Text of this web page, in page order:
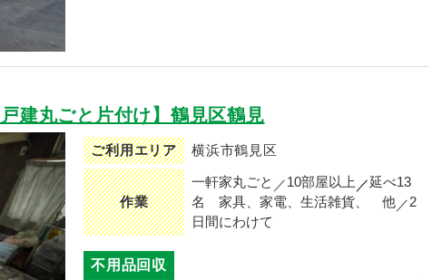
建丸ごと片付け】鶴見区鶴見
ご利用エリア 横浜市鶴見区
作業
一軒家丸ごと 10部屋以上
延べ13
名
家具、家電、生活雑貨、 他
2
日間にわけて
不用品回収